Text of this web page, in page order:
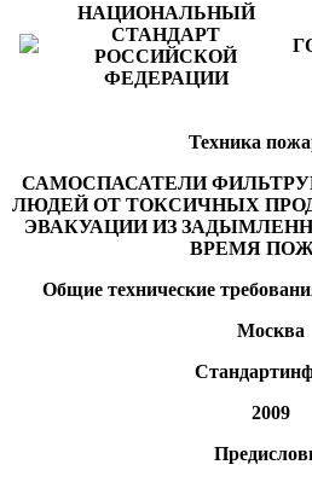
НАЦИОНАЛЬНЫЙ
СТАНДАРТ
РОССИЙСКОЙ
ФЕДЕРАЦИИ
Техника
САМОСПАСАТЕЛИ
ЛЮДЕЙ ОТ ТОКСИЧНЫХ
ЭВАКУАЦИИ ИЗ
ВРЕМЯ
Общие технические
Москва
2009